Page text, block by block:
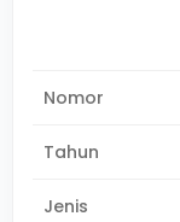
Nomor
Tahun
Jenis